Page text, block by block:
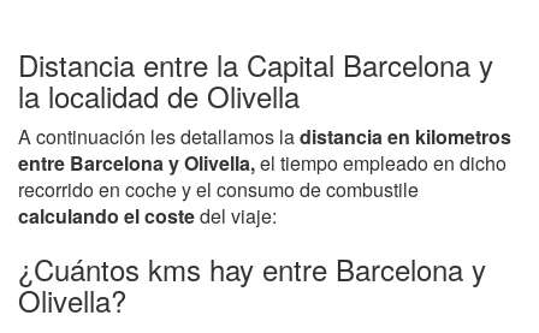
Distancia entre la Capital Barcelona y
la localidad de Olivella
A continuación les detallamos ladistancia en kilometros
entre Barcelona y Olivella,el tiempo empleado en dicho
recorrido en coche y el consumo de combustile
calculando el costedel viaje:
¿Cuántos kms hay entre Barcelona y
Olivella?